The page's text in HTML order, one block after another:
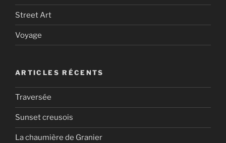
Street Art
Voyage
ARTICLES RÉCENTS
Traversée
Sunset creusois
La chaumière de Granier